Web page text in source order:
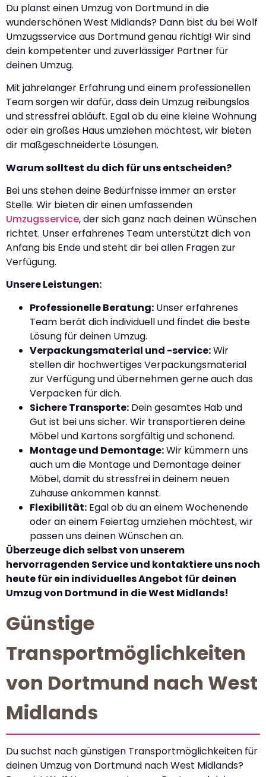
Du planst einen Umzug von Dortmund in die
wunderschönen West Midlands? Dann bist du bei Wolf
Umzugsservice aus Dortmund genau richtig! Wir sind
dein kompetenter und zuverlässiger Partner für
deinen Umzug.
Mit jahrelanger Erfahrung und einem professionellen
Team sorgen wir dafür, dass dein Umzug reibungslos
und stressfrei abläuft. Egal ob du eine kleine Wohnung
oder ein großes Haus umziehen möchtest, wir bieten
dir maßgeschneiderte Lösungen.
Warum solltest du dich für uns entscheiden?
Bei uns stehen deine Bedürfnisse immer an erster
Stelle. Wir bieten dir einen umfassenden
Umzugsservice, der sich ganz nach deinen Wünschen
richtet. Unser erfahrenes Team unterstützt dich von
Anfang bis Ende und steht dir bei allen Fragen zur
Verfügung.
Unsere Leistungen:
Professionelle Beratung: Unser erfahrenes
Team berät dich individuell und findet die beste
Lösung für deinen Umzug.
Verpackungsmaterial und -service:Wir
stellen dir hochwertiges Verpackungsmaterial
zur Verfügung und übernehmen gerne auch das
Verpacken für dich.
Sichere Transporte: Dein gesamtes Hab und
Gut ist bei uns sicher. Wir transportieren deine
Möbel und Kartons sorgfältig und schonend.
Montage und Demontage:Wir kümmern uns
auch um die Montage und Demontage deiner
Möbel, damit du stressfrei in deinem neuen
Zuhause ankommen kannst.
Flexibilität: Egal ob du an einem Wochenende
oder an einem Feiertag umziehen möchtest, wir
passen uns deinen Wünschen an.
Überzeuge dich selbst von unserem
hervorragenden Service und kontaktiere uns noch
heute für ein individuelles Angebot für deinen
Umzug von Dortmund in die West Midlands!
Günstige
Transportmöglichkeiten
von Dortmund nach West
Midlands
Du suchst nach günstigen Transportmöglichkeiten für
deinen Umzug von Dortmund nach West Midlands?